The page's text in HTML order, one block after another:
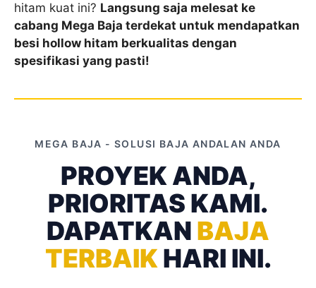
hitam kuat ini? Langsung saja melesat ke
cabang Mega Baja terdekat untuk mendapatkan
besi hollow hitam berkualitas dengan
spesifikasi yang pasti!
MEGA BAJA - SOLUSI BAJA ANDALAN ANDA
PROYEK ANDA,
PRIORITAS KAMI.
DAPATKAN BAJA
TERBAIKHARI INI.